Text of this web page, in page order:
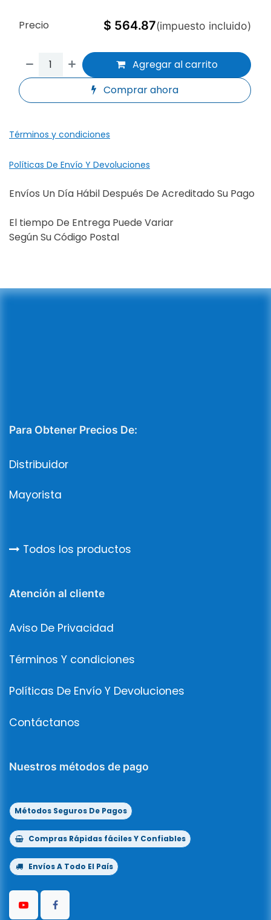
Agregar al carrito
Comprar ahora
Precio $ 564.87(impuesto incluido)
Términos y condiciones
Políticas De Envío Y Devoluciones
Envíos Un Día Hábil Después De Acreditado Su Pago
El tiempo De Entrega Puede Variar
Según Su Código Postal
Para Obtener Precios De:
Distribuidor
Mayorista
Todos los productos
Atención al cliente
Aviso De Privacidad
Términos Y condiciones
Políticas De Envío Y Devoluciones
Contáctanos
Nuestros métodos de pago
Métodos Seguros De Pagos
Compras Rápidas fáciles Y Confiables
Envíos A Todo El País